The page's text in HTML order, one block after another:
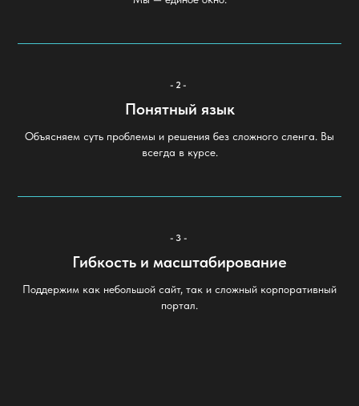
-2-
Понятный язык
Объясняем суть проблемы и решения без сложного сленга. Вы
всегда в курсе.
-3-
Гибкость и масштабирование
Поддержим как небольшой сайт, так и сложный корпоративный
портал.